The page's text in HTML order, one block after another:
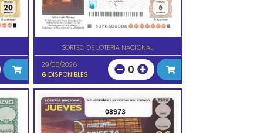
SORTEO DE LOTERIA NACIONAL
29/08/2026
6 DISPONIBLES 0
08973